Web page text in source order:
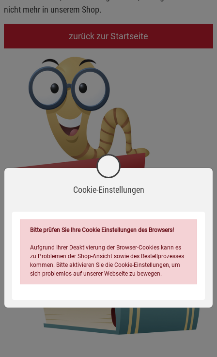
nicht mehr in unserem Shop.
zurück zur Startseite
Cookie-Einstellungen
Bitte prüfen Sie Ihre Cookie Einstellungen des Browsers!
Aufgrund Ihrer Deaktivierung der Browser-Cookies kann es
zu Problemen der Shop-Ansicht sowie des Bestellprozesses
kommen. Bitte aktivieren Sie die Cookie-Einstellungen, um
sich problemlos auf unserer Webseite zu bewegen.